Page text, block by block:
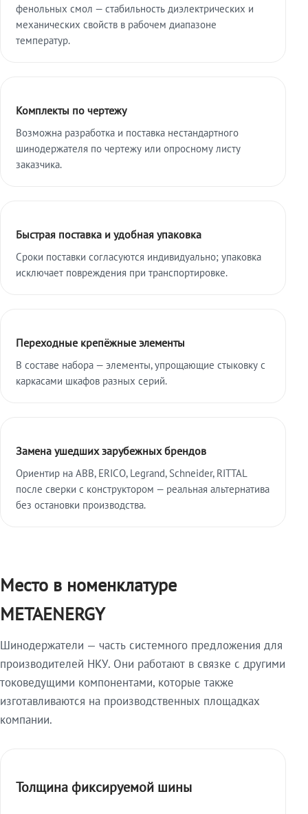
фенольных смол — стабильность диэлектрических и
механических свойств в рабочем диапазоне
температур.
Комплекты по чертежу
Возможна разработка и поставка нестандартного
шинодержателя по чертежу или опросному листу
заказчика.
Быстрая поставка и удобная упаковка
Сроки поставки согласуются индивидуально; упаковка
исключает повреждения при транспортировке.
Переходные крепёжные элементы
В составе набора — элементы, упрощающие стыковку с
каркасами шкафов разных серий.
Замена ушедших зарубежных брендов
Ориентир на ABB, ERICO, Legrand, Schneider, RITTAL
после сверки с конструктором — реальная альтернатива
без остановки производства.
Место в номенклатуре
METAENERGY
Шинодержатели — часть системного предложения для
производителей НКУ. Они работают в связке с другими
токоведущими компонентами, которые также
изготавливаются на производственных площадках
компании.
Толщина фиксируемой шины